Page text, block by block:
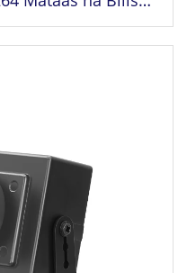
para sa Face